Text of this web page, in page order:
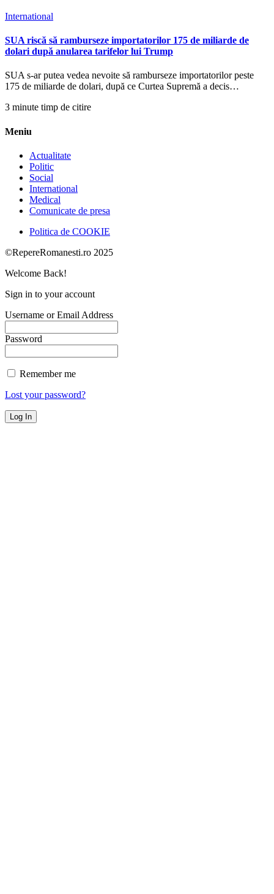
International
SUA riscă să ramburseze importatorilor 175 de miliarde de
dolari după anularea tarifelor lui Trump
SUA s-ar putea vedea nevoite să ramburseze importatorilor peste
175 de miliarde de dolari, după ce Curtea Supremă a decis…
3 minute timp de citire
Meniu
Actualitate
Politic
Social
International
Medical
Comunicate de presa
Politica de COOKIE
©RepereRomanesti.ro 2025
Welcome Back!
Sign in to your account
Username or Email Address
Password
Remember me
Lost your password?